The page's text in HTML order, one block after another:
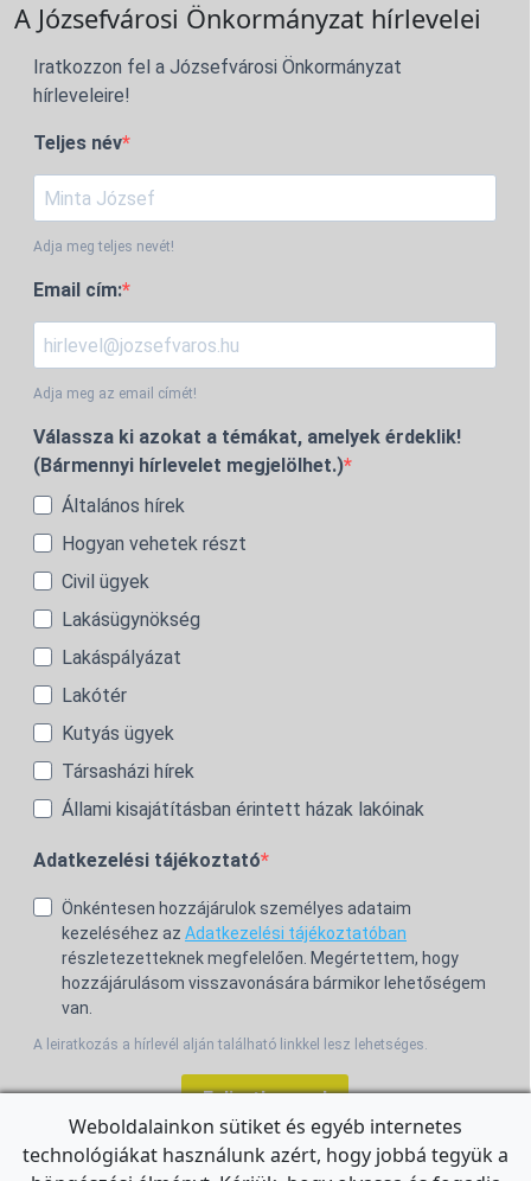
A Józsefvárosi Önkormányzat hírlevelei
Iratkozzon fel a Józsefvárosi Önkormányzat
hírleveleire!
Teljes név
Adja meg teljes nevét!
Email cím:
Adja meg az email címét!
Válassza ki azokat a témákat, amelyek érdeklik!
(Bármennyi hírlevelet megjelölhet.)
Általános hírek
Hogyan vehetek részt
Civil ügyek
Lakásügynökség
Lakáspályázat
Lakótér
Kutyás ügyek
Társasházi hírek
Állami kisajátításban érintett házak lakóinak
Adatkezelési tájékoztató
Önkéntesen hozzájárulok személyes adataim
kezeléséhez az Adatkezelési tájékoztatóban
részletezetteknek megfelelően. Megértettem, hogy
hozzájárulásom visszavonására bármikor lehetőségem
van.
A leiratkozás a hírlevél alján található linkkel lesz lehetséges.
Feliratkozom!
Weboldalainkon sütiket és egyéb internetes
technológiákat használunk azért, hogy jobbá tegyük a